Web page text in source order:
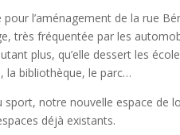
pour l’aménagement de la rue
très fréquentée par les
plus, qu’elle dessert les
la bibliothèque, le parc…
sport, notre nouvelle espace de
déjà existants.